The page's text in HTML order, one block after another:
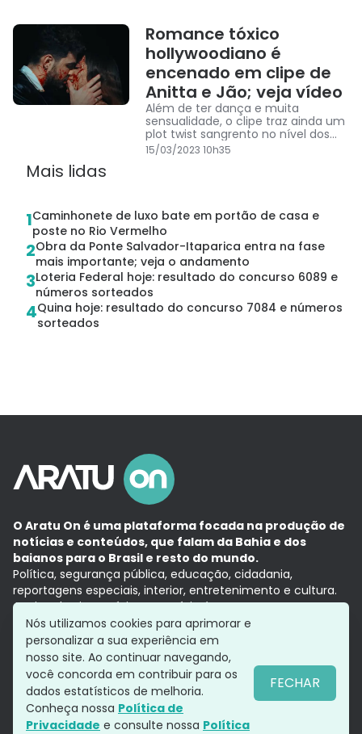
Romance tóxico
hollywoodiano é
encenado em clipe de
Anitta e Jão; veja vídeo
Além de ter dança e muita
sensualidade, o clipe traz ainda um
plot twist sangrento no nível dos
filmes de Quentin Tarantino.
15/03/2023 10h35
Mais lidas
1Caminhonete de luxo bate em portão de casa e
poste no Rio Vermelho
2Obra da Ponte Salvador-Itaparica entra na fase
mais importante; veja o andamento
3Loteria Federal hoje: resultado do concurso 6089 e
números sorteados
4Quina hoje: resultado do concurso 7084 e números
sorteados
O Aratu On é uma plataforma focada na produção de
notícias e conteúdos, que falam da Bahia e dos
baianos para o Brasil e resto do mundo.
Política, segurança pública, educação, cidadania,
reportagens especiais, interior, entretenimento e cultura.
Aqui, tudo vira notícia e a notícia é no tempo presente,
com a credibilidade do Grupo Aratu.
Grupo Aratu
Política de privacidade
Siga-nos
Nós utilizamos cookies para aprimorar e
personalizar a sua experiência em
nosso site. Ao continuar navegando,
você concorda em contribuir para os
dados estatísticos de melhoria.
Conheça nossa Política de
Privacidade e consulte nossa Política
FECHAR